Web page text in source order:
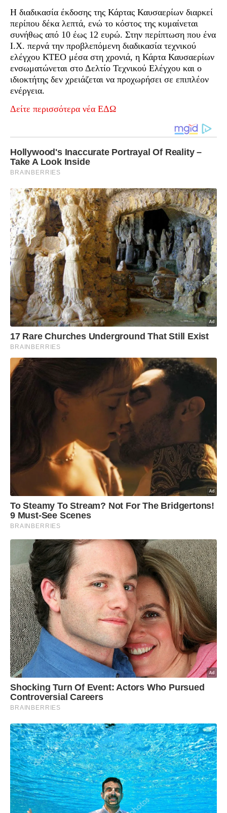
Η διαδικασία έκδοσης της Κάρτας Καυσαερίων διαρκεί
περίπου δέκα λεπτά, ενώ το κόστος της κυμαίνεται
συνήθως από 10 έως 12 ευρώ. Στην περίπτωση που ένα
Ι.Χ. περνά την προβλεπόμενη διαδικασία τεχνικού
ελέγχου ΚΤΕΟ μέσα στη χρονιά, η Κάρτα Καυσαερίων
ενσωματώνεται στο Δελτίο Τεχνικού Ελέγχου και ο
ιδιοκτήτης δεν χρειάζεται να προχωρήσει σε επιπλέον
ενέργεια.
Δείτε περισσότερα νέα ΕΔΩ